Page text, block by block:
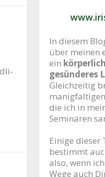
In diesem
über meinen
ein
gesünderes
Gleichzeitig
die ich in
Seminaren
Einige dieser
bestimmt
also, wenn
Wege auch